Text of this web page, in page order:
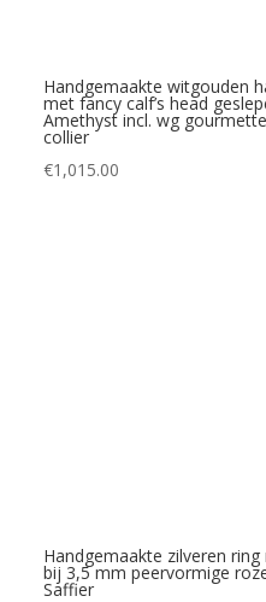
Handgemaakte witgouden
met fancy calf’s head
Amethyst incl. wg gourmette
collier
€1,015.00
Handgemaakte zilveren ring
bij 3,5 mm peervormige
Saffier